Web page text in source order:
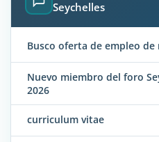
Seychelles
Busco oferta de empleo de
Nuevo miembro del foro
2026
curriculum vitae